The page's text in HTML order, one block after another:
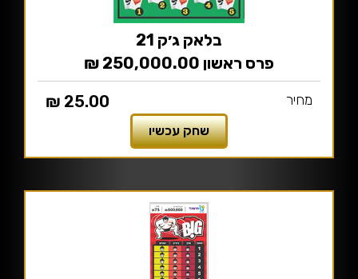
בלאק ג׳ק 21
פרס ראשון 250,000.00 ₪
מחיר 25.00 ₪
שחק עכשיו